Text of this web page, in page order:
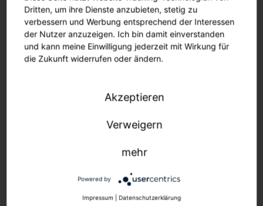
Spot 31
Basic. Praktisch, effizient (126lm/W) und langlebig
(50.000h)
Dritten, um ihre Dienste anzubieten, stetig zu
verbessern und Werbung entsprechend der Interessen
der Nutzer anzuzeigen. Ich bin damit einverstanden
und kann meine Einwilligung jederzeit mit Wirkung für
die Zukunft widerrufen oder ändern.
Akzeptieren
Verweigern
mehr
Powered by
Impressum Datenschutzerklärung